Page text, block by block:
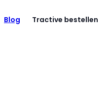
Blog Tractive bestellen